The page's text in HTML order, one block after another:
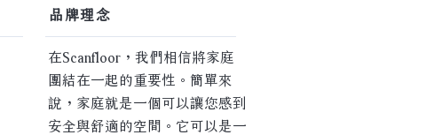
​品牌理念
在Scanfloor，我們相信將家庭
團結在一起的重要性。簡單來
說，家庭就是一個可以讓您感到
安全與舒適的空間。它可以是一